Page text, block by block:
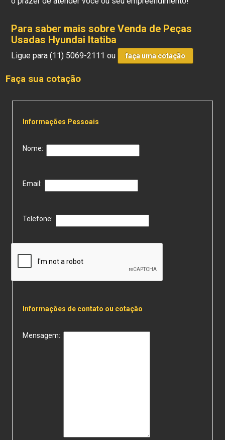
Para saber mais sobre Venda de Peças
Usadas Hyundai Itatiba
Ligue para(11) 5069-2111 ou faça uma cotação
Faça sua cotação
Informações Pessoais
Nome:
Email:
Telefone:
Informações de contato ou cotação
Mensagem: